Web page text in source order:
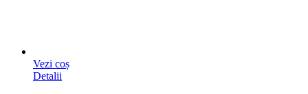
Vezi coș
Detalii